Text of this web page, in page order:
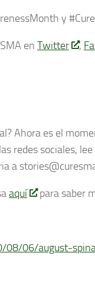
y
en Twitter ,
Ahora es el
redes sociales,
a
aquí para saber
06/august-